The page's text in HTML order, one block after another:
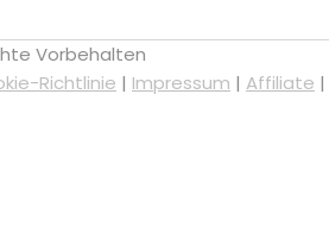
Vorbehalten
Richtlinie | Impressum | Affiliate |